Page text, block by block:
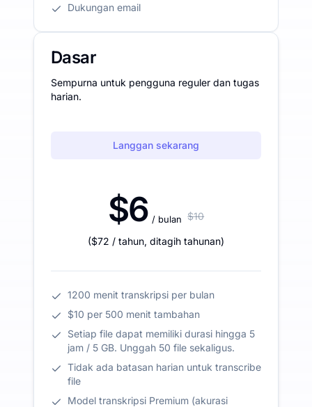
Dukungan email
Dasar
Sempurna untuk pengguna reguler dan tugas
harian.
Langgan sekarang
$6 / bulan $10
($72 / tahun, ditagih tahunan)
1200 menit transkripsi per bulan
$10 per 500 menit tambahan
Setiap file dapat memiliki durasi hingga 5
jam / 5 GB. Unggah 50 file sekaligus.
Tidak ada batasan harian untuk transcribe
file
Model transkripsi Premium (akurasi